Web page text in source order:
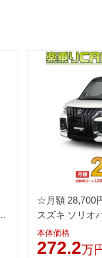
☆月額 28,700
スズキ ソリオ
1200 HYBRID
本体価格
272.2万